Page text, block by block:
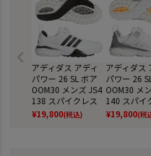
アディダス アディ
パワー 26 SL ボア
OOM30 メンズ JS4
138 スパイクレス
ゴルフシューズ 202
6年モデル adidas
¥19,800(税込)
アディダス
パワー 26
OOM30 メ
140 スパイ
ゴルフシュ
6年モデル
¥19,800(税